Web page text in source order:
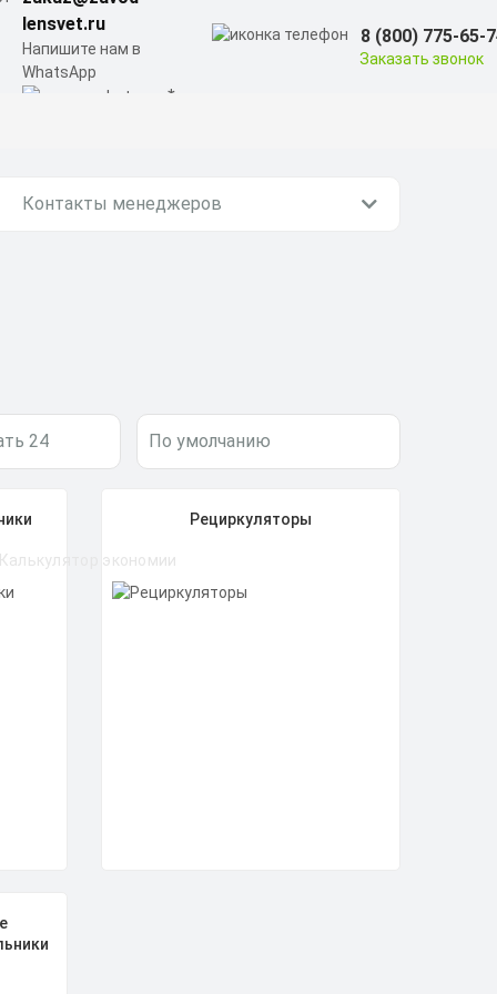
lensvet.ru
Напишите нам в
WhatsApp
8 (800) 775-65-
Заказать звонок
Калькулятор экономии
Контакты менеджеров
Рециркуляторы